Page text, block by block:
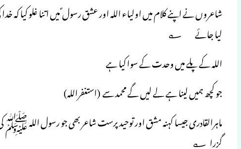
شاعروں نے اپنے کلام میں اولیاء اللہ اور عشق رسول ؐ میں اتنا غلو کیا کہ
لیا جائے ؎
اللہ کے پلے میں وحدت کے سوا کیا ہے
جو کچھ ہمیں لینا ہے لے لیں گے محمد سے (استغفراللہ)
ماہرالقادری جیسا کہنہ مشق اور توحید پرست شاعر بھی جو رسول اللہ ﷺ
گزرا ؎